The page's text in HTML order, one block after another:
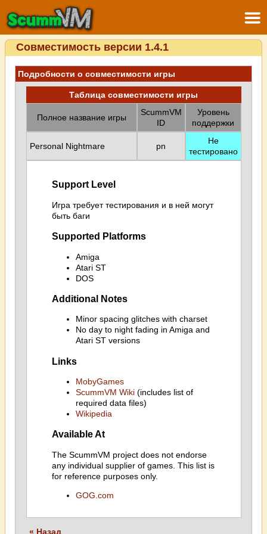
Совместимость версии 1.4.1
Подробности о совместимости игры
Таблица совместимости игры
Полное название игры
ScummVM
ID
Уровень
поддержки
Personal Nightmare pn
Не
тестировано
Support Level
Игра требует тестирования и в ней могут
быть баги
Supported Platforms
Amiga
Atari ST
DOS
Additional Notes
Minor spacing glitches with charset
No day to night fading in Amiga and
Atari ST versions
Links
MobyGames
ScummVM Wiki(includes list of
required data files)
Wikipedia
Available At
The ScummVM project does not endorse
any individual supplier of games. This list is
for reference purposes only.
GOG.com
« Назад